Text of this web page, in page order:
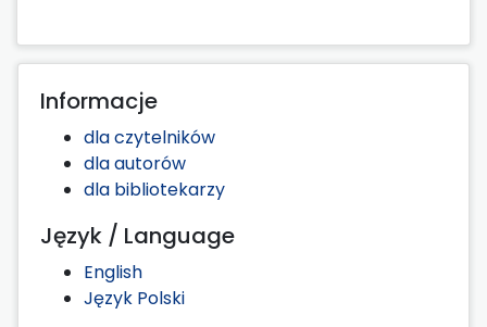
Informacje
dla czytelników
dla autorów
dla bibliotekarzy
Język / Language
English
Język Polski